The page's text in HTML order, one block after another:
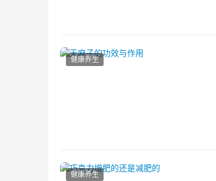
健康养生
健康养生